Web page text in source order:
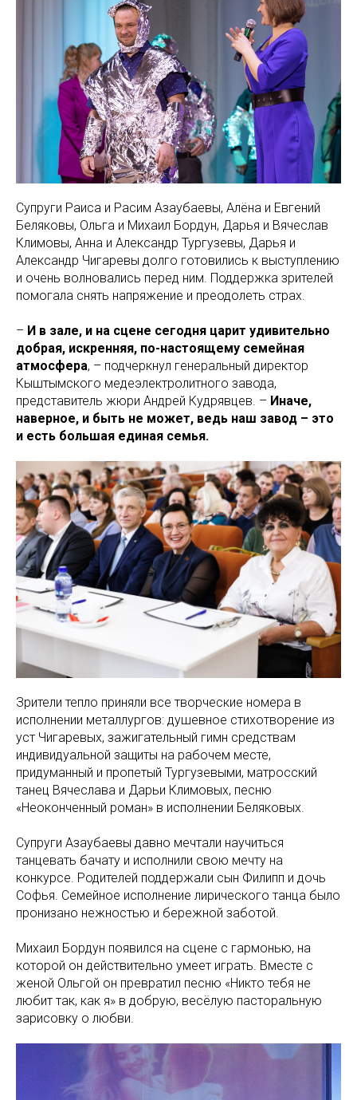
Супруги Раиса и Расим Азаубаевы, Алёна и Евгений
Беляковы, Ольга и Михаил Бордун, Дарья и Вячеслав
Климовы, Анна и Александр Тургузевы, Дарья и
Александр Чигаревы долго готовились к выступлению
и очень волновались перед ним. Поддержка зрителей
помогала снять напряжение и преодолеть страх.
– И в зале, и на сцене сегодня царит удивительно
добрая, искренняя, по-настоящему семейная
атмосфера, – подчеркнул генеральный директор
Кыштымского медеэлектролитного завода,
представитель жюри Андрей Кудрявцев. – Иначе,
наверное, и быть не может, ведь наш завод – это
и есть большая единая семья.
Зрители тепло приняли все творческие номера в
исполнении металлургов: душевное стихотворение из
уст Чигаревых, зажигательный гимн средствам
индивидуальной защиты на рабочем месте,
придуманный и пропетый Тургузевыми, матросский
танец Вячеслава и Дарьи Климовых, песню
«Неоконченный роман» в исполнении Беляковых.
Супруги Азаубаевы давно мечтали научиться
танцевать бачату и исполнили свою мечту на
конкурсе. Родителей поддержали сын Филипп и дочь
Софья. Семейное исполнение лирического танца было
пронизано нежностью и бережной заботой.
Михаил Бордун появился на сцене с гармонью, на
которой он действительно умеет играть. Вместе с
женой Ольгой он превратил песню «Никто тебя не
любит так, как я» в добрую, весёлую пасторальную
зарисовку о любви.